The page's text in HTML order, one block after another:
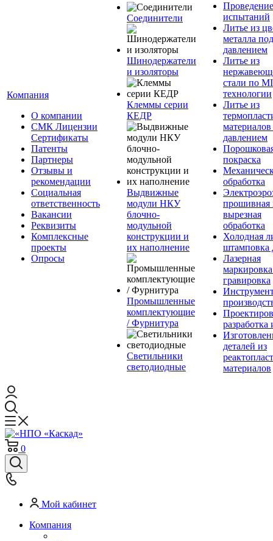
Компания
О компании
СМК Лицензии
Сертификаты
Патенты
Партнеры
Отзывы и
рекомендации
Социальная
ответственность
Вакансии
Реквизиты
Комплексные
проекты
Опросы
Соединители
Шинодержатели
и изоляторы
Клеммы серии
КЕДР
Выдвижные
модули НКУ
блочно-
модульной
конструкции и
их наполнение
Промышленные
комплектующие
/ Фурнитура
Светильники
светодиодные
Проведение
испытаний
Литье из
металла под
давлением
Литье из
стали по
технологии
Литье из
давлением
покраска
обработка
прошивная
вырезная
обработка
Холодная
штамповка
Лазерная
гравировка
разработка
деталей из
материалов
0
Мой кабинет
Компания